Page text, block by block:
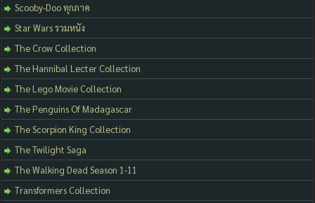
Scooby-Doo ทุกภาค
Star Wars รวมหนัง
The Crow Collection
The Hannibal Lecter Collection
The Lego Movie Collection
The Penguins Of Madagascar
The Scorpion King Collection
The Twilight Saga
The Walking Dead Season 1-11
Transformers Collection